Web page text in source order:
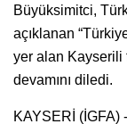
Büyüksimitci,
açıklanan
yer alan Kayserili
devamını diledi.
KAYSERİ (İGFA)